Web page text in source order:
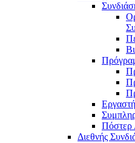
Πόστερ
Διεθνής